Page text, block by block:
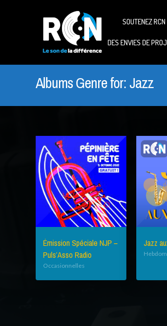
SOUTENEZ RCN
DES ENVIES DE
Albums Genre for: Jazz
Émission Spéciale NJP –
Puls’Asso Radio
Occasionnelles
Jazz